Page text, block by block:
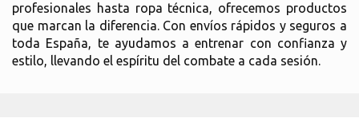
profesionales hasta ropa técnica, ofrecemos productos
que marcan la diferencia. Con envíos rápidos y seguros a
toda España, te ayudamos a entrenar con confianza y
estilo, llevando el espíritu del combate a cada sesión.